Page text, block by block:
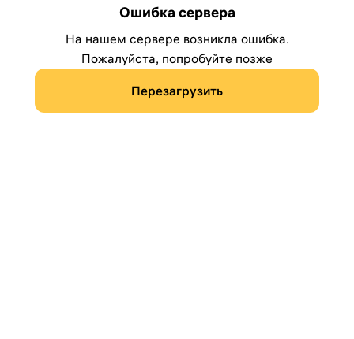
Ошибка сервера
На нашем сервере возникла ошибка.
Пожалуйста, попробуйте позже
Перезагрузить